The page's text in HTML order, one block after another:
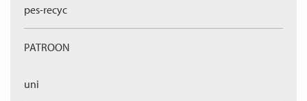
pes-recyc
PATROON
uni